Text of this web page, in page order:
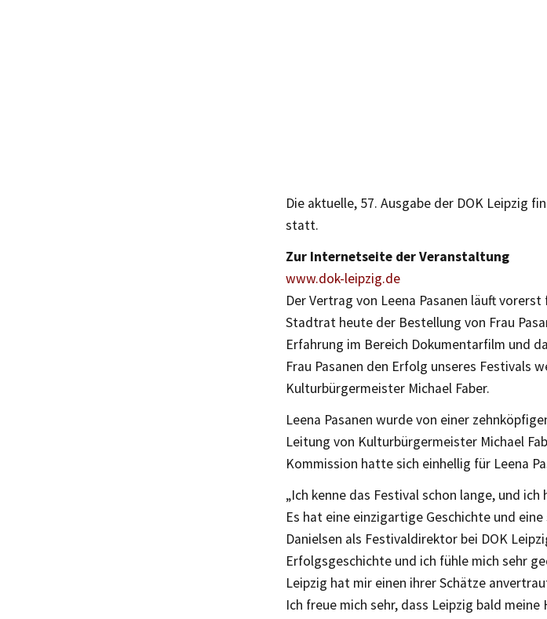
Die aktuelle, 57. Ausgabe der DOK Leipzig
statt.
Zur Internetseite der Veranstaltung
www.dok-leipzig.de
Der Vertrag von Leena Pasanen läuft
Stadtrat heute der Bestellung von Frau
Erfahrung im Bereich Dokumentarfilm und
Frau Pasanen den Erfolg unseres Festivals
Kulturbürgermeister Michael Faber.
Leena Pasanen wurde von einer
Leitung von Kulturbürgermeister Michael
Kommission hatte sich einhellig für Leena
„Ich kenne das Festival schon lange, und
Es hat eine einzigartige Geschichte und
Danielsen als Festivaldirektor bei DOK
Erfolgsgeschichte und ich fühle mich sehr
Leipzig hat mir einen ihrer Schätze
Ich freue mich sehr, dass Leipzig bald